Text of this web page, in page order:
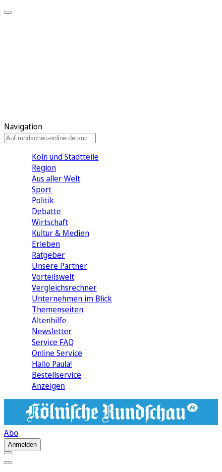
Navigation
Köln und Stadtteile
Region
Aus aller Welt
Sport
Politik
Debatte
Wirtschaft
Kultur & Medien
Erleben
Ratgeber
Unsere Partner
Vorteilswelt
Vergleichsrechner
Unternehmen im Blick
Themenseiten
Altenhilfe
Newsletter
Service FAQ
Online Service
Hallo Paula!
Bestellservice
Anzeigen
Abo
Anmelden